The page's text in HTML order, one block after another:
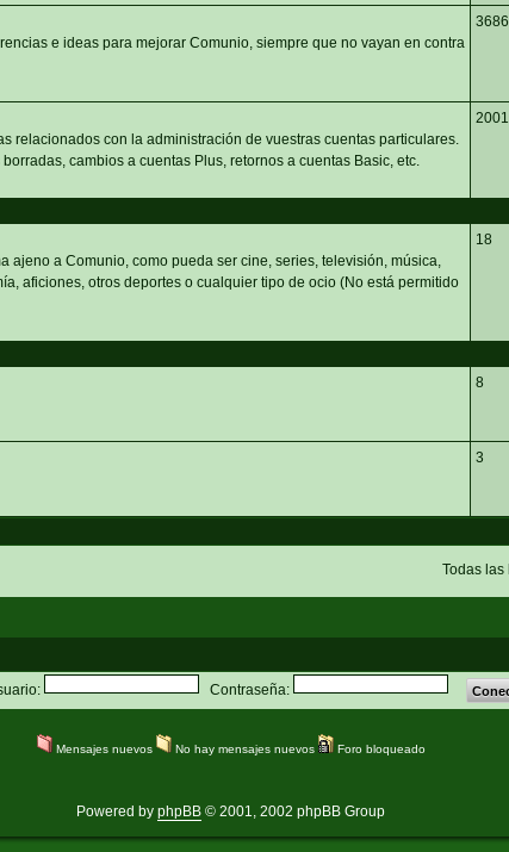
e ideas para mejorar Comunio, siempre que no vayan en contra
3686
relacionados con la administración de vuestras cuentas particulares.
cambios a cuentas Plus, retornos a cuentas Basic, etc.
ajeno a Comunio, como pueda ser cine, series, televisión, música,
aficiones, otros deportes o cualquier tipo de ocio (No está permitido
18
8
3
Todas las
Contraseña:
Mensajes nuevos No hay mensajes nuevos Foro bloqueado
Powered by phpBB © 2001, 2002 phpBB Group